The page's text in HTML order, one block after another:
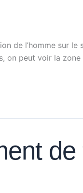
de l’homme
on peut voir la
de